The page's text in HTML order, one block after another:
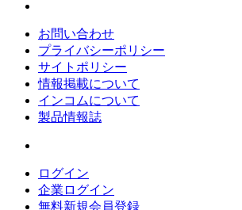
お問い合わせ
プライバシーポリシー
サイトポリシー
情報掲載について
インコムについて
製品情報誌
ログイン
企業ログイン
無料新規会員登録